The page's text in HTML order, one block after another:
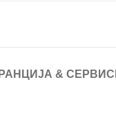
& СЕРВИС